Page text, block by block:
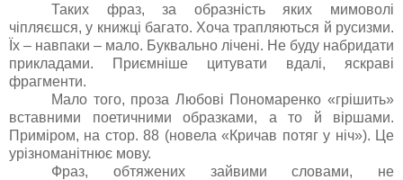
Таких фраз, за образність яких мимоволі
чіпляєшся, у книжці багато. Хоча трапляються й русизми.
Їх – навпаки – мало. Буквально лічені. Не буду набридати
прикладами. Приємніше цитувати вдалі, яскраві
фрагменти.
Мало того, проза Любові Пономаренко «грішить»
вставними поетичними образками, а то й віршами.
Приміром, на стор. 88 (новела «Кричав потяг у ніч»). Це
урізноманітнює мову.
Фраз, обтяжених зайвими словами, не